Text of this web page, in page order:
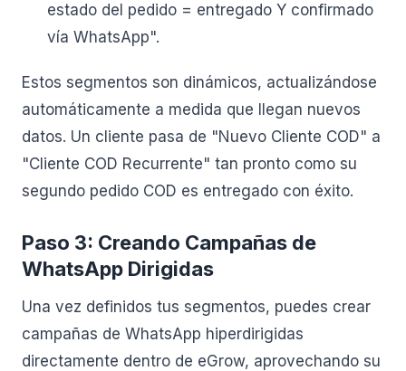
estado del pedido = entregado Y confirmado
vía WhatsApp".
Estos segmentos son dinámicos, actualizándose
automáticamente a medida que llegan nuevos
datos. Un cliente pasa de "Nuevo Cliente COD" a
"Cliente COD Recurrente" tan pronto como su
segundo pedido COD es entregado con éxito.
Paso 3: Creando Campañas de
WhatsApp Dirigidas
Una vez definidos tus segmentos, puedes crear
campañas de WhatsApp hiperdirigidas
directamente dentro de eGrow, aprovechando su